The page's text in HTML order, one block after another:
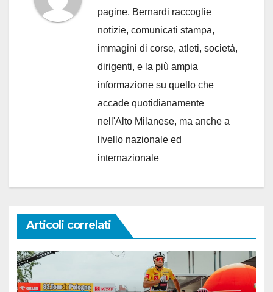
pagine, Bernardi raccoglie
notizie, comunicati stampa,
immagini di corse, atleti, società,
dirigenti, e la più ampia
informazione su quello che
accade quotidianamente
nell'Alto Milanese, ma anche a
livello nazionale ed
internazionale
Articoli correlati